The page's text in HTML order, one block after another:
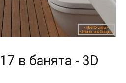
в банята - 3D